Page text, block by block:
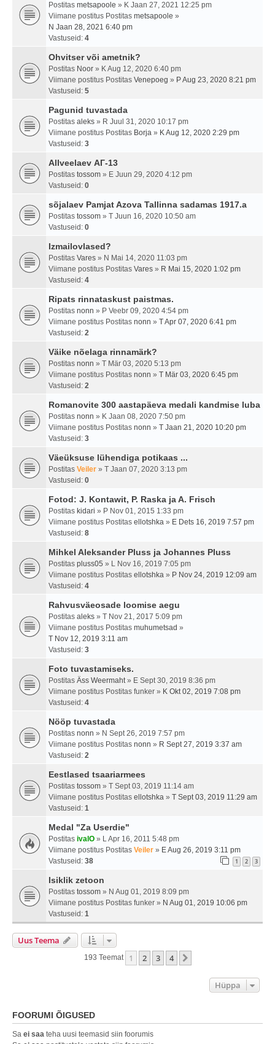
Postitas metsapoole » K Jaan 27, 2021 12:25 pm
Viimane postitus Postitas metsapoole »
N Jaan 28, 2021 6:40 pm
Vastuseid: 4
Ohvitser või ametnik?
Postitas Noor » K Aug 12, 2020 6:40 pm
Viimane postitus Postitas Venepoeg » P Aug 23, 2020 8:21 pm
Vastuseid: 5
Pagunid tuvastada
Postitas aleks » R Juul 31, 2020 10:17 pm
Viimane postitus Postitas Borja » K Aug 12, 2020 2:29 pm
Vastuseid: 3
Allveelaev АГ-13
Postitas tossom » E Juun 29, 2020 4:12 pm
Vastuseid: 0
sõjalaev Pamjat Azova Tallinna sadamas 1917.a
Postitas tossom » T Juun 16, 2020 10:50 am
Vastuseid: 0
Izmailovlased?
Postitas Vares » N Mai 14, 2020 11:03 pm
Viimane postitus Postitas Vares » R Mai 15, 2020 1:02 pm
Vastuseid: 4
Ripats rinnataskust paistmas.
Postitas nonn » P Veebr 09, 2020 4:54 pm
Viimane postitus Postitas nonn » T Apr 07, 2020 6:41 pm
Vastuseid: 2
Väike nõelaga rinnamärk?
Postitas nonn » T Mär 03, 2020 5:13 pm
Viimane postitus Postitas nonn » T Mär 03, 2020 6:45 pm
Vastuseid: 2
Romanovite 300 aastapäeva medali kandmise luba
Postitas nonn » K Jaan 08, 2020 7:50 pm
Viimane postitus Postitas nonn » T Jaan 21, 2020 10:20 pm
Vastuseid: 3
Väeüksuse lühendiga potikaas ...
Postitas Veiler » T Jaan 07, 2020 3:13 pm
Vastuseid: 0
Fotod: J. Kontawit, P. Raska ja A. Frisch
Postitas kidari » P Nov 01, 2015 1:33 pm
Viimane postitus Postitas ellotshka » E Dets 16, 2019 7:57 pm
Vastuseid: 8
Mihkel Aleksander Pluss ja Johannes Pluss
Postitas pluss05 » L Nov 16, 2019 7:05 pm
Viimane postitus Postitas ellotshka » P Nov 24, 2019 12:09 am
Vastuseid: 4
Rahvusväeosade loomise aegu
Postitas aleks » T Nov 21, 2017 5:09 pm
Viimane postitus Postitas muhumetsad »
T Nov 12, 2019 3:11 am
Vastuseid: 3
Foto tuvastamiseks.
Postitas Äss Weermaht» E Sept 30, 2019 8:36 pm
Viimane postitus Postitas funker » K Okt 02, 2019 7:08 pm
Vastuseid: 4
Nööp tuvastada
Postitas nonn » N Sept 26, 2019 7:57 pm
Viimane postitus Postitas nonn » R Sept 27, 2019 3:37 am
Vastuseid: 2
Eestlased tsaariarmees
Postitas tossom » T Sept 03, 2019 11:14 am
Viimane postitus Postitas ellotshka » T Sept 03, 2019 11:29 am
Vastuseid: 1
Medal "Za Userdie"
Postitas ivalO » L Apr 16, 2011 5:48 pm
Viimane postitus Postitas Veiler » E Aug 26, 2019 3:11 pm
Vastuseid: 38 1 2 3
Isiklik zetoon
Postitas tossom » N Aug 01, 2019 8:09 pm
Viimane postitus Postitas funker » N Aug 01, 2019 10:06 pm
Vastuseid: 1
Uus Teema
193 Teemat 1 2 3 4
Hüppa
FOORUMI ÕIGUSED
Sa ei saa teha uusi teemasid siin foorumis